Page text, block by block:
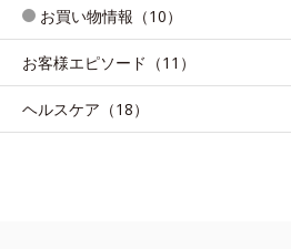
お買い物情報（10）
お客様エピソード（11）
ヘルスケア（18）